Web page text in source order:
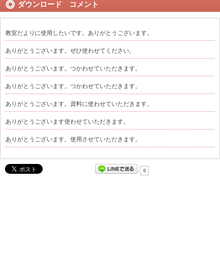
ダウンロード コメント
教室だよりに使用したいです。ありがとうございます。
ありがとうございます。ぜひ使わせてください。
ありがとうございます。つかわせていただきます。
ありがとうございます。つかわせていただきます。
ありがとうございます。資料に使わせていただきます。
ありがとうございます使わせていただきます。
ありがとうございます。使用させていただきます。
0